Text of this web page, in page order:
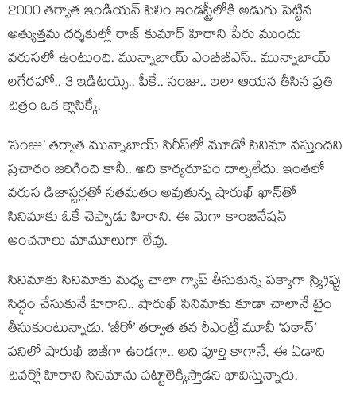
2000 తర్వాత ఇండియన్ ఫిలిం ఇండస్ట్రీలోకి అడుగు పెట్టిన
అత్యుత్తమ దర్శకుల్లో రాజ్ కుమార్ హిరాని పేరు ముందు
వరుసలో ఉంటుంది. మున్నాబాయ్ ఎంబీబీఎస్.. మున్నాబాయ్
లగేరహో.. 3 ఇడిటయ్స్.. పీకే.. సంజు.. ఇలా ఆయన తీసిన ప్రతి
చిత్రం ఒక క్లాసిక్కే.
‘సంజు’ తర్వాత మున్నాబాయ్ సిరీస్‌లో మూడో సినిమా వస్తుందని
ప్రచారం జరిగింది కానీ.. అది కార్యరూపం దాల్చలేదు. ఇంతలో
వరుస డిజాస్టర్లతో సతమతం అవుతున్న షారుఖ్ ఖాన్‌తో
సినిమాకు ఓకే చెప్పాడు హిరాని. ఈ మెగా కాంబినేషన్
అంచనాలు మామూలుగా లేవు.
సినిమాకు సినిమాకు మధ్య చాలా గ్యాప్ తీసుకున్న పక్కాగా స్క్రిప్టు
సిద్ధం చేసుకునే హిరాని.. షారుఖ్ సినిమాకు కూడా చాలానే టైం
తీసుకుంటున్నాడు. ‘జీరో’ తర్వాత తన రీఎంట్రీ మూవీ ‘పఠాన్’
పనిలో షారుఖ్ బిజీగా ఉండగా.. అది పూర్తి కాగానే, ఈ ఏడాది
చివర్లో హిరాని సినిమాను పట్టాలెక్కిస్తాడని భావిస్తున్నారు.